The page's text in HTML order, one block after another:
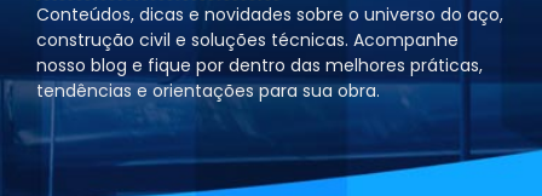
Conteúdos, dicas e novidades sobre o universo do aço,
construção civil e soluções técnicas. Acompanhe
nosso blog e fique por dentro das melhores práticas,
tendências e orientações para sua obra.